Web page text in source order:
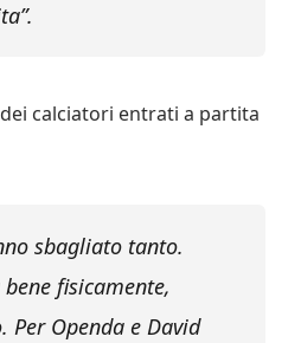
calciatori entrati a partita
sbagliato tanto.
fisicamente,
Per Openda e David